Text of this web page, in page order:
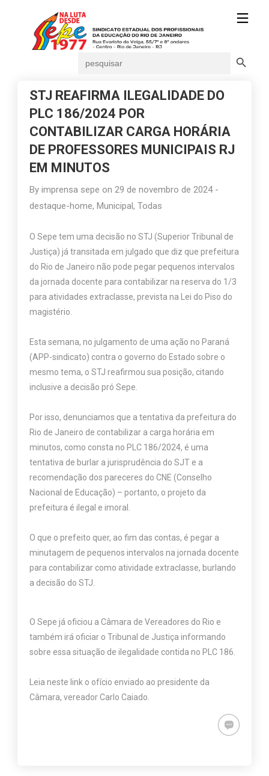
for:
STJ REAFIRMA ILEGALIDADE DO
PLC 186/2024 POR
CONTABILIZAR CARGA HORÁRIA
DE PROFESSORES MUNICIPAIS RJ
EM MINUTOS
Byimprensa sepe on29 de novembro de 2024 -
destaque-home,Municipal,Todas
O Sepe tem uma decisão no STJ (Superior Tribunal de
Justiça) já transitada em julgado que diz que prefeitura
do Rio de Janeiro não pode pegar pequenos intervalos
da jornada docente para contabilizar na reserva do 1/3
para atividades extraclasse, prevista na Lei do Piso do
magistério.
Esta semana, no julgamento de uma ação no Paraná
(APP-sindicato) contra o governo do Estado sobre o
mesmo tema, o STJ reafirmou sua posição, citando
inclusive a decisão pró Sepe.
Por isso, denunciamos que a tentativa da prefeitura do
Rio de Janeiro de contabilizar a carga horária em
minutos, como consta no PLC 186/2024, é uma
tentativa de burlar a jurisprudência do SJT e a
recomendação dos pareceres do CNE (Conselho
Nacional de Educação) – portanto, o projeto da
prefeitura é ilegal e imoral.
O que o prefeito quer, ao fim das contas, é pegar a
minutagem de pequenos intervalos na jornada docente
para contabilizar como atividade extraclasse, burlando
a decisão do STJ.
O Sepe já oficiou a Câmara de Vereadores do Rio e
também irá oficiar o Tribunal de Justiça informando
sobre essa situação de ilegalidade contida no PLC 186.
Leia neste link o ofício enviado ao presidente da
Câmara, vereador Carlo Caiado.